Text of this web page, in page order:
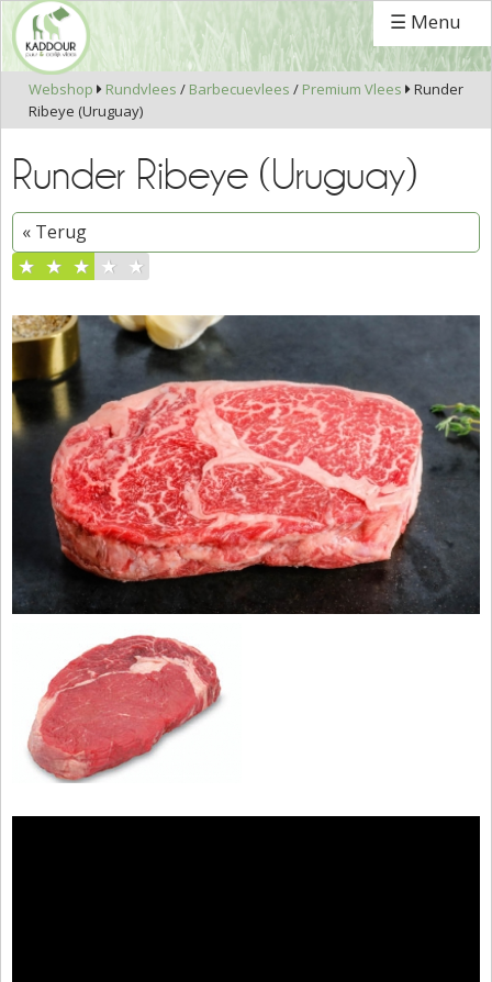
☰ Menu
Webshop  Rundvlees / Barbecuevlees / Premium Vlees  Runder
Ribeye (Uruguay)
Runder Ribeye (Uruguay)
« Terug
★ ★ ★ ★ ★